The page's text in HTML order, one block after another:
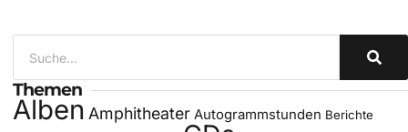
Themen
Alben Amphitheater Autogrammstunden Berichte